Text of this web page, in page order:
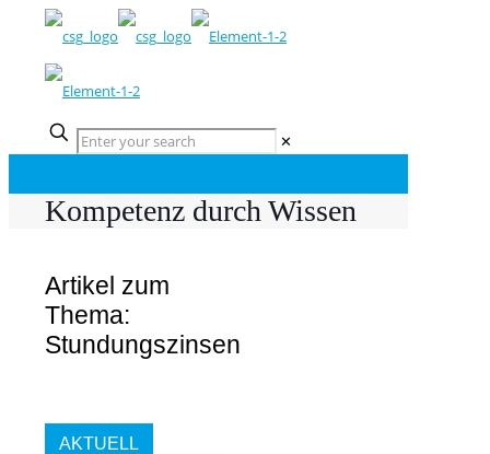
✕
Kompetenz durch Wissen
Artikel zum
Thema:
Stundungszinsen
AKTUELL